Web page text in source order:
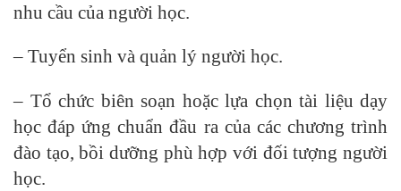
nhu cầu của người học.
– Tuyển sinh và quản lý người học.
– Tổ chức biên soạn hoặc lựa chọn tài liệu dạy
học đáp ứng chuẩn đầu ra của các chương trình
đào tạo, bồi dưỡng phù hợp với đối tượng người
học.